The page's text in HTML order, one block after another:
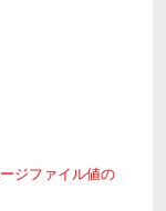
ジファイル値の